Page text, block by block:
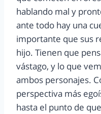
hablando mal y
ante todo hay una
importante que sus
hijo. Tienen que
vástago, y lo que
ambos personajes.
perspectiva más
hasta el punto de